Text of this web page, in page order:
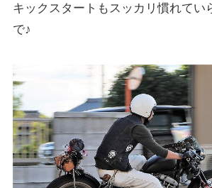
キックスタートもスッカリ慣れてい
で♪